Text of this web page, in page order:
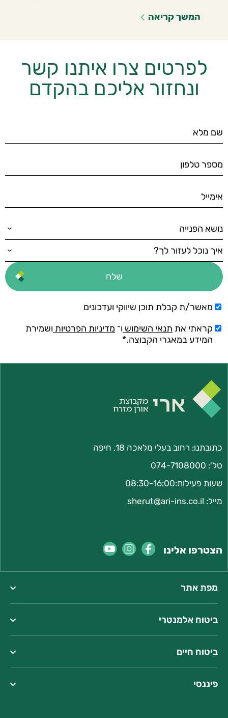
המשך קריאה
לפרטים צרו איתנו קשר
ונחזור אליכם בהקדם
מאשר/ת קבלת תוכן שיווקי ועדכונים
קראתי את תנאי השימוש ו־ מדיניות הפרטיות ושמירת
המידע במאגרי הקבוצה.*
כתובתנו: רחוב בעלי מלאכה 18, חיפה
טל': 074-7108000
שעות פעילות:08:30-16:00
מייל: sherut@ari-ins.co.il
הצטרפו אלינו
מפת אתר
ביטוח אלמנטרי
ביטוח חיים
פיננסי